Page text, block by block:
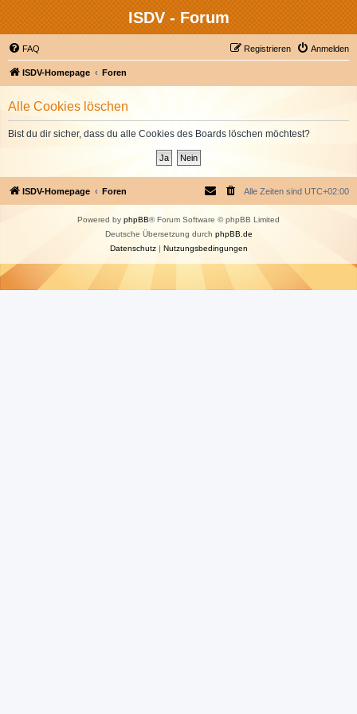
ISDV - Forum
FAQ Anmelden
Registrieren
ISDV-Homepage Foren
Alle Cookies löschen
Bist du dir sicher, dass du alle Cookies des Boards löschen möchtest?
ISDV-Homepage Foren Alle Zeiten sind UTC+02:00
Powered by phpBB® Forum Software © phpBB Limited
Deutsche Übersetzung durch phpBB.de
Datenschutz| Nutzungsbedingungen